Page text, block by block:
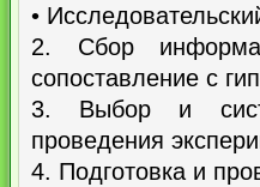
•
2. Сбор
сопоставление с
3. Выбор и
проведения
4. Подготовка и